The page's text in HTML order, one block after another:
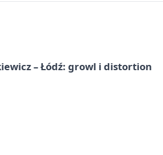
– Łódź: growl i distortion